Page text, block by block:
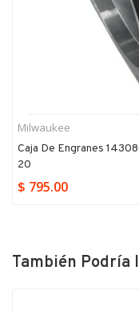
Milwaukee
Caja De Engranes
20
$ 795.00
También Podría